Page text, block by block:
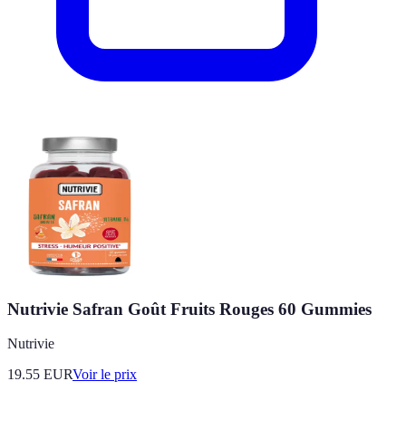
Nutrivie Safran Goût Fruits Rouges 60 Gummies
Nutrivie
19.55 EURVoir le prix